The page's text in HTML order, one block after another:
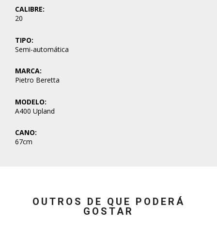
CALIBRE:
20
TIPO:
Semi-automática
MARCA:
Pietro Beretta
MODELO:
A400 Upland
CANO:
67cm
OUTROS DE QUE PODERÁ
GOSTAR